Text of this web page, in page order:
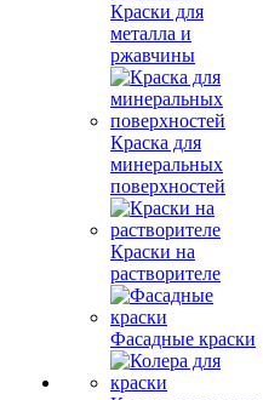
Краски для
металла и
ржавчины
Краска для
минеральных
поверхностей
Краски на
растворителе
Фасадные краски